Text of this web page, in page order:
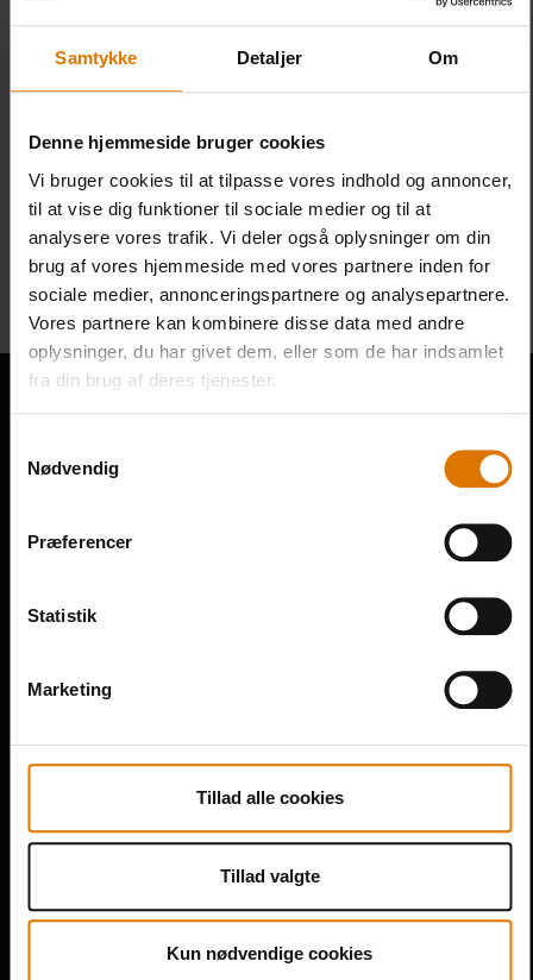
Samtykke Detaljer Om
Denne hjemmeside bruger cookies
Vi bruger cookies til at tilpasse vores indhold og annoncer,
til at vise dig funktioner til sociale medier og til at
analysere vores trafik. Vi deler også oplysninger om din
brug af vores hjemmeside med vores partnere inden for
sociale medier, annonceringspartnere og analysepartnere.
Vores partnere kan kombinere disse data med andre
oplysninger, du har givet dem, eller som de har indsamlet
fra din brug af deres tjenester.
Nødvendig
Præferencer
Statistik
Marketing
Tillad alle cookies
Tillad valgte
Kun nødvendige cookies
Weber Grill Academy On Tour-forklæde
torsdag | 26.11.2026 | 17:00 - 20:00
399,00 DKK
pr. person inkl. moms
BESTIL GRILLKURSUS
VÆRFTSVEJ 51
4600
Ruteangivelse